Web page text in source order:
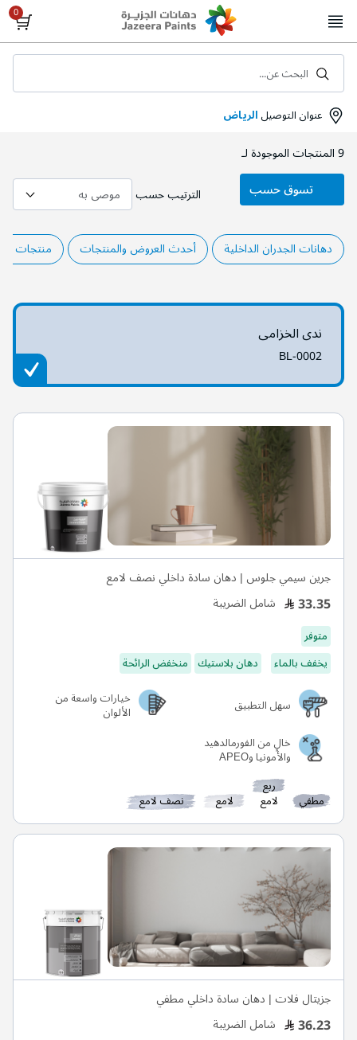
to
Content
عنوان التوصيلالرياض
البحث عن...
9المنتجات الموجودة لـ
الترتيب حسب
دهانات الجدران الداخلية أحدث العروض والمنتجات منتجات
ندى الخزامى
BL-0002
جرين سيمي جلوس | دهان سادة داخلي نصف لامع
33.35 شامل الضريبة
متوفر
يخفف بالماء
دهان بلاستيك منخفض الرائحة
سهل التطبيق
خيارات واسعة من
الألوان
خالٍ من الفورمالدهيد
والأمونيا وAPEO
مطفي
ربع
لامع لامع نصف لامع
جزيتال فلات | دهان سادة داخلي مطفي
36.23 شامل الضريبة
تسوق حسب